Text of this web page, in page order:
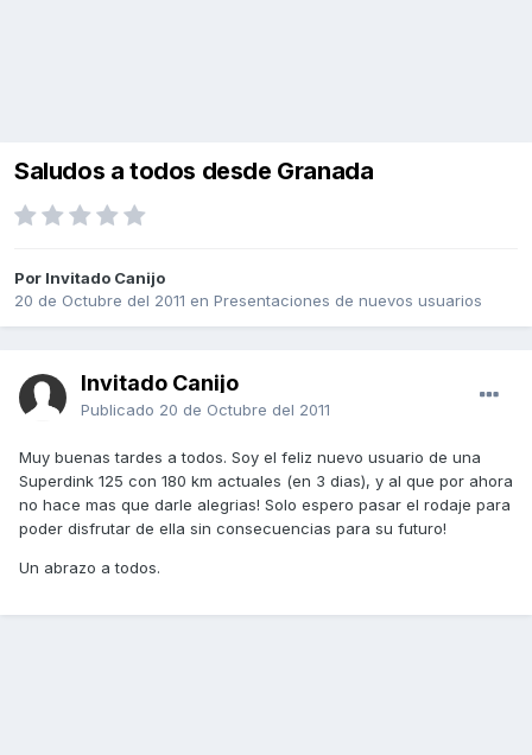
Saludos a todos desde Granada
Por Invitado Canijo
20 de Octubre del 2011 en Presentaciones de nuevos usuarios
Invitado Canijo
Publicado 20 de Octubre del 2011
Muy buenas tardes a todos. Soy el feliz nuevo usuario de una
Superdink 125 con 180 km actuales (en 3 dias), y al que por ahora
no hace mas que darle alegrias! Solo espero pasar el rodaje para
poder disfrutar de ella sin consecuencias para su futuro!
Un abrazo a todos.